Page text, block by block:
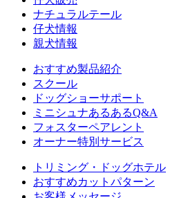
ナチュラルテール
仔犬情報
親犬情報
おすすめ製品紹介
スクール
ドッグショーサポート
ミニシュナあるあるQ&A
フォスターペアレント
オーナー特別サービス
トリミング・ドッグホテル
おすすめカットパターン